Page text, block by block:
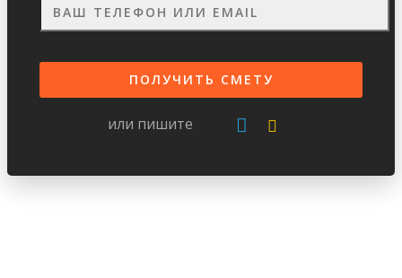
или пишите